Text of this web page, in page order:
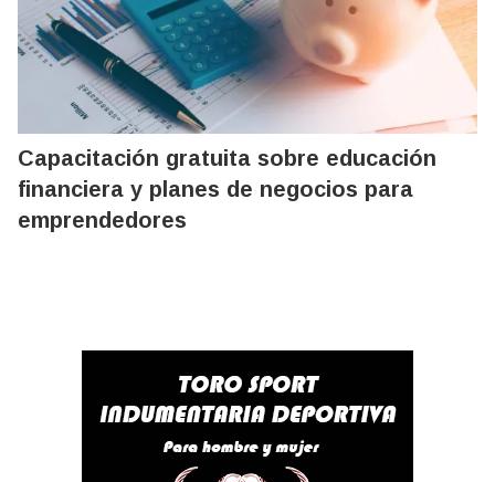
Capacitación gratuita sobre educación
financiera y planes de negocios para
emprendedores